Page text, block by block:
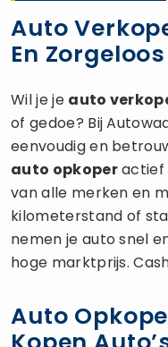
Auto
En
Wil je je auto
of gedoe? Bij
eenvoudig en
auto opkoperactief
van alle merken en
kilometerstand of
nemen je auto snel
hoge marktprijs.
Auto